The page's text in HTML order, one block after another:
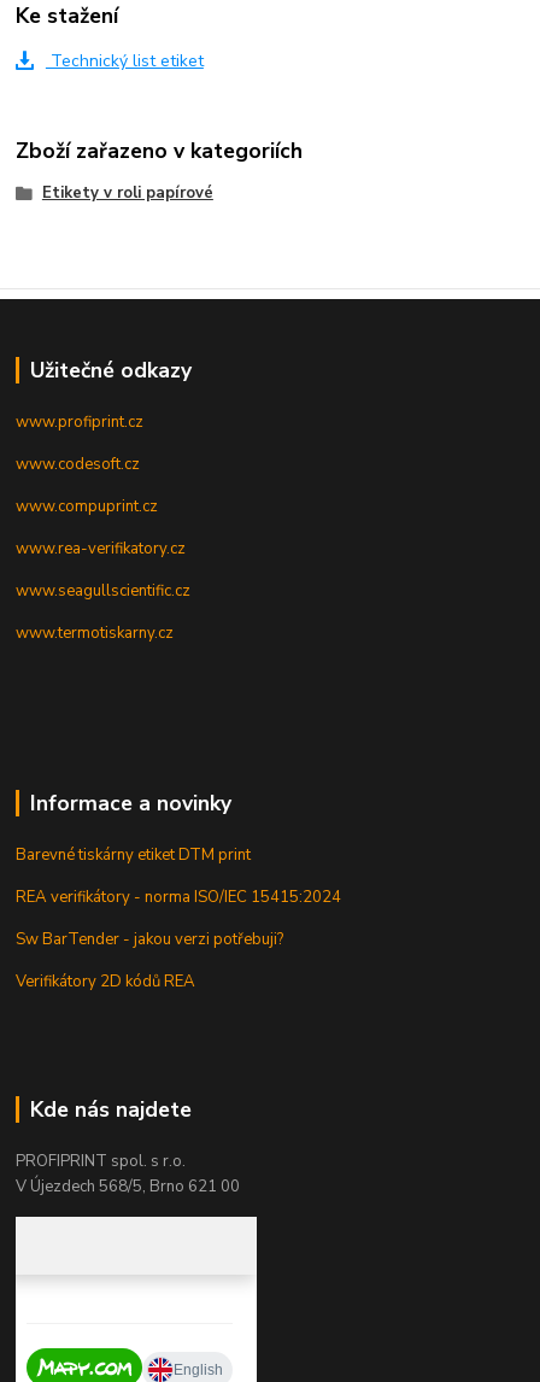
Ke stažení
Technický list etiket
Zboží zařazeno v kategoriích
Etikety v roli papírové
Užitečné odkazy
www.profiprint.cz
www.codesoft.cz
www.compuprint.cz
www.rea-verifikatory.cz
www.seagullscientific.cz
www.termotiskarny.cz
Informace a novinky
Barevné tiskárny etiket DTM print
REA verifikátory - norma ISO/IEC 15415:2024
Sw BarTender - jakou verzi potřebuji?
Verifikátory 2D kódů REA
Kde nás najdete
PROFIPRINT spol. s r.o.
V Újezdech 568/5, Brno 621 00